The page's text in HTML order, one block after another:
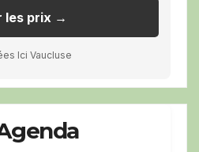
les prix →
Ici Vaucluse